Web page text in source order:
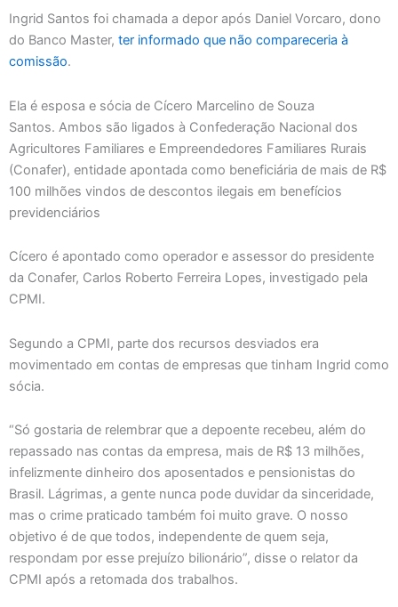
Ingrid Santos foi chamada a depor após Daniel Vorcaro, dono
do Banco Master, ter informado que não compareceria à
comissão.
Ela é esposa e sócia de Cícero Marcelino de Souza
Santos. Ambos são ligados à Confederação Nacional dos
Agricultores Familiares e Empreendedores Familiares Rurais
(Conafer), entidade apontada como beneficiária de mais de R$
100 milhões vindos de descontos ilegais em benefícios
previdenciários
Cícero é apontado como operador e assessor do presidente
da Conafer, Carlos Roberto Ferreira Lopes, investigado pela
CPMI.
Segundo a CPMI, parte dos recursos desviados era
movimentado em contas de empresas que tinham Ingrid como
sócia.
“Só gostaria de relembrar que a depoente recebeu, além do
repassado nas contas da empresa, mais de R$ 13 milhões,
infelizmente dinheiro dos aposentados e pensionistas do
Brasil. Lágrimas, a gente nunca pode duvidar da sinceridade,
mas o crime praticado também foi muito grave. O nosso
objetivo é de que todos, independente de quem seja,
respondam por esse prejuízo bilionário”, disse o relator da
CPMI após a retomada dos trabalhos.